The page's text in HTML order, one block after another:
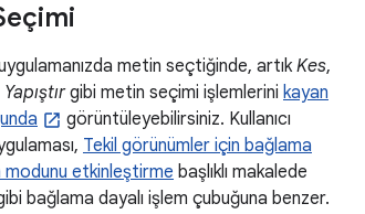
uygulamanızda metin seçtiğinde, artık Kes,
Yapıştırgibi metin seçimi işlemlerini kayan
görüntüleyebilirsiniz. Kullanıcı
Tekil görünümler için bağlama
modunu etkinleştirme başlıklı makalede
gibi bağlama dayalı işlem çubuğuna benzer.